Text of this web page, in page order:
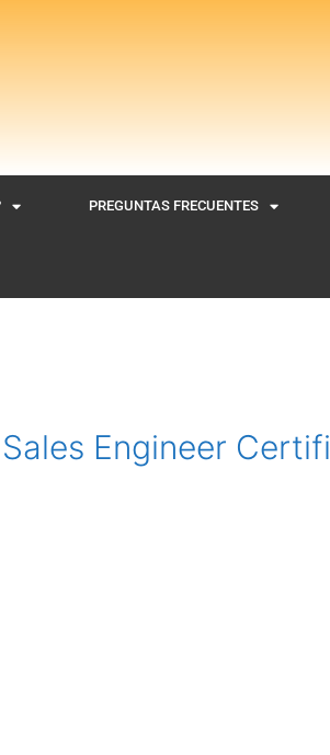
PREGUNTAS FRECUENTES
Engineer